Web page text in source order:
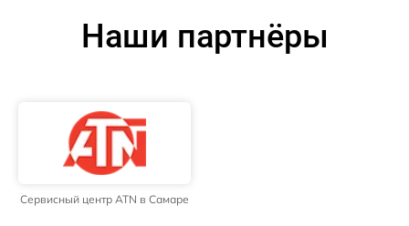
Наши партнёры
Сервисный центр ATN в Самаре